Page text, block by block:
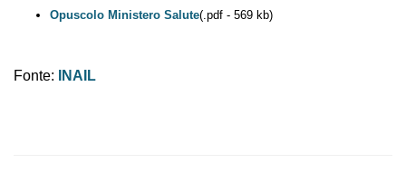
Locandina(.pdf - 1,02 mb)
Opuscolo Ministero Salute